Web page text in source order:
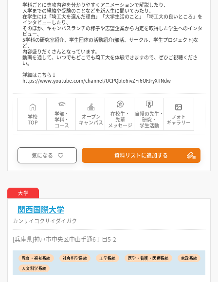
学科ごとに専攻内容を分かりやすくアニメーションで解説したり、
入学までの経緯や受験のことなどを新入生に聞いてみたり、
在学生には「埼工大を選んだ理由」「大学生活のこと」「埼工大の良いところ」を
インタビューしたり、
そのほか、キャンパスランチの様子や志望企業から内定を取得した学生へのインタ
ビュー、
5学科の研究室紹介、学生団体の活動紹介(部活、サークル、学生プロジェクト)な
ど、
内容盛りだくさんとなっています。
動画を通して、いつでもどこでも埼工大を体験できますので、ぜひご視聴くださ
い。
詳細はこちら↓
https://www.youtube.com/channel/UCPQble6ivZFi6OFJryXTNdw
学校
TOP
学部・
学科・
コース
オープン
キャンパス
在校生・
先輩
メッセージ
自慢の先生・
研究・
学生活動
フォト
ギャラリー
気になる 資料リストに追加する
大学
関西国際大学
カンサイコクサイダイガク
[兵庫県]神戸市中央区中山手通6丁目5-2
教育・福祉系統 社会科学系統 工学系統 医学・看護・医療系統
家政系統
人文科学系統